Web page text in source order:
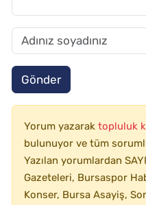
Gönder
Yorum yazarak topluluk
bulunuyor ve tüm
Yazılan yorumlardan
Gazeteleri, Bursaspor
Konser, Bursa Asayiş,